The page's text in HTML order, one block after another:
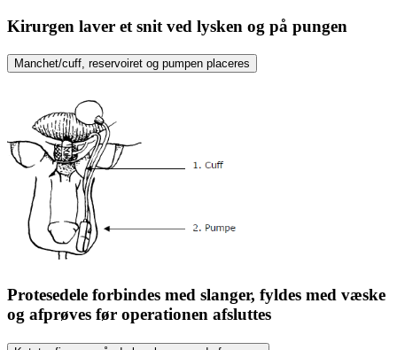
Kirurgen laver et snit ved lysken og på pungen
Manchet/cuff, reservoiret og pumpen placeres
Protesedele forbindes med slanger, fyldes med væske
og afprøves før operationen afsluttes